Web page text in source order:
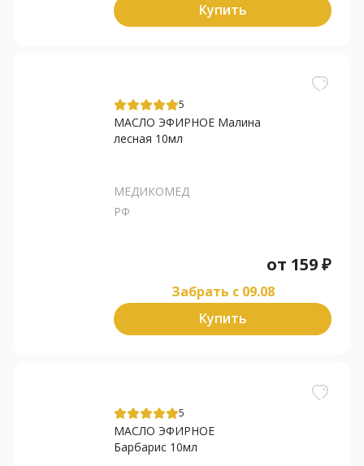
Купить
5
МАСЛО ЭФИРНОЕ Малина
лесная 10мл
МЕДИКОМЕД
РФ
от 159₽
Забрать c 09.08
Купить
5
МАСЛО ЭФИРНОЕ
Барбарис 10мл